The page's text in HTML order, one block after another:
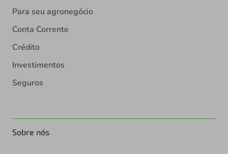
Para seu agronegócio
Conta Corrente
Crédito
Investimentos
Seguros
Sobre nós